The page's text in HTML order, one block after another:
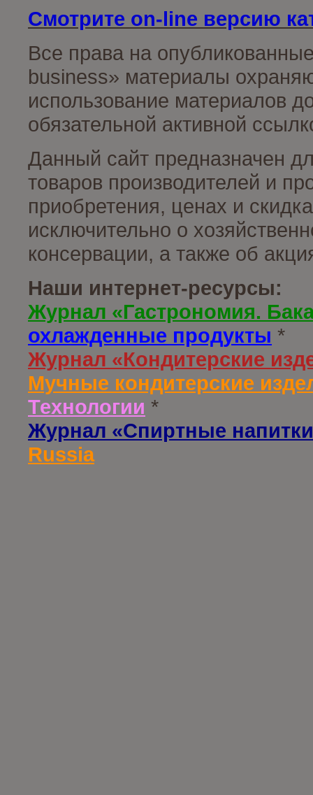
Смотрите on-line версию
Все права на
business» материалы
использование материалов
обязательной активной
Данный сайт предназначен
товаров производителей и
приобретения, ценах и
исключительно о
консервации, а также об
Наши интернет-ресурсы:
Журнал «Гастрономия.
охлажденные продукты *
Журнал «Кондитерские
Мучные кондитерские
Технологии *
Журнал «Спиртные
Russia